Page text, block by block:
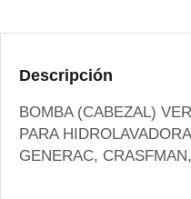
Descripción
BOMBA (CABEZAL)
PARA
GENERAC,